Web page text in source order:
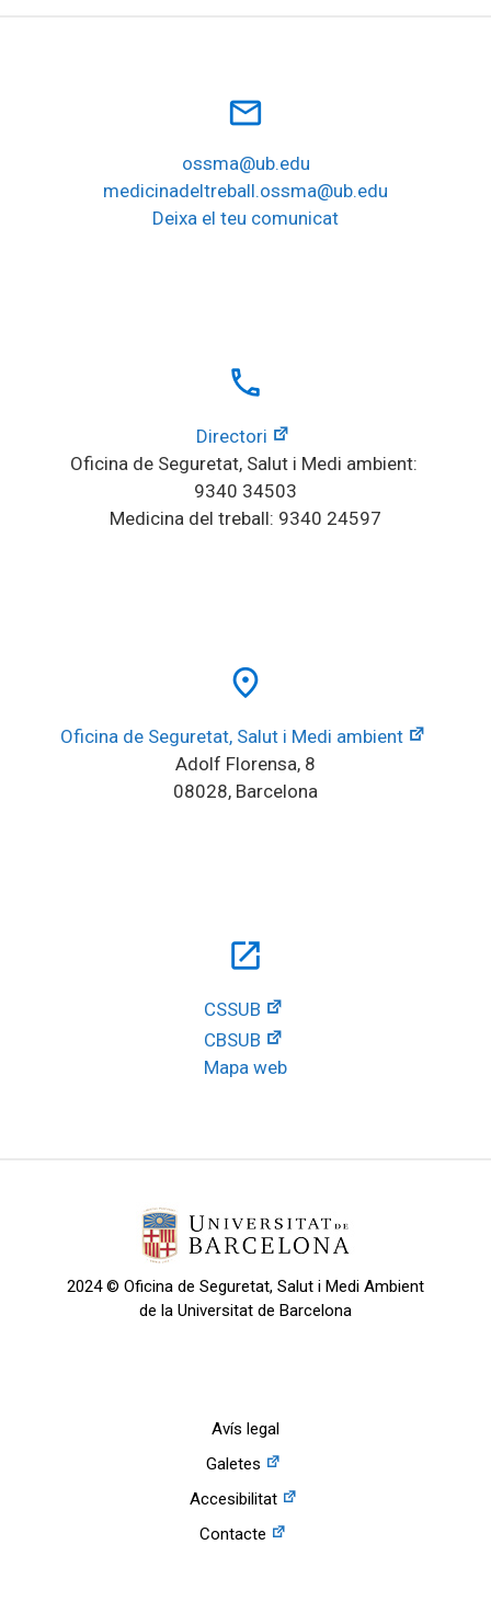
mail_outline
ossma@ub.edu
medicinadeltreball.ossma@ub.edu
Deixa el teu comunicat
local_phone
Directori
Oficina de Seguretat, Salut i Medi ambient:
9340 34503
Medicina del treball: 9340 24597
place
Oficina de Seguretat, Salut i Medi ambient
Adolf Florensa, 8
08028, Barcelona
open_in_new
CSSUB
CBSUB
Mapa web
2024 © Oficina de Seguretat, Salut i Medi Ambient
de la Universitat de Barcelona
Avís legal
Galetes
Accesibilitat
Contacte